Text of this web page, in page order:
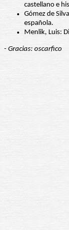
castellano e
Gómez de
española.
Menlik, Luis:
- Gracias: oscarfico